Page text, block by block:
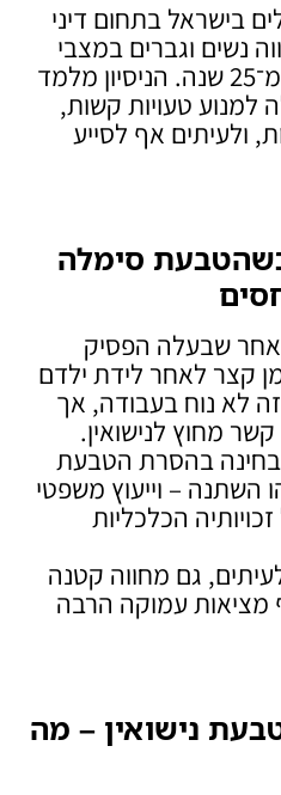
בישראל בתחום דיני
נשים וגברים במצבי
משבר זוגי כבר למעלה מ־25 שנה. הניסיון מלמד
למנוע טעויות קשות,
ולעיתים אף לסייע
סימלה
שבעלה הפסיק
קצר לאחר לידת ילדם
לא נוח בעבודה, אך
מחוץ לנישואין.
בהסרת הטבעת
– וייעוץ משפטי
הכלכליות
גם מחווה קטנה
מציאות עמוקה הרבה
נישואין – מה